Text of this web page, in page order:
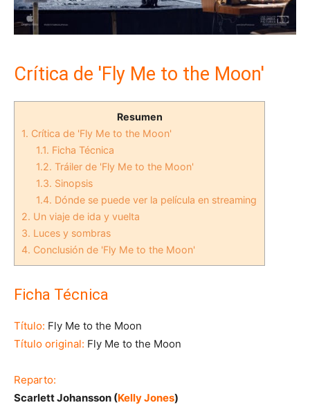
Crítica de 'Fly Me to the Moon'
Resumen
1. Crítica de 'Fly Me to the Moon'
1.1. Ficha Técnica
1.2. Tráiler de 'Fly Me to the Moon'
1.3. Sinopsis
1.4. Dónde se puede ver la película en streaming
2. Un viaje de ida y vuelta
3. Luces y sombras
4. Conclusión de 'Fly Me to the Moon'
Ficha Técnica
Título: Fly Me to the Moon
Título original: Fly Me to the Moon
Reparto:
Scarlett Johansson (Kelly Jones)